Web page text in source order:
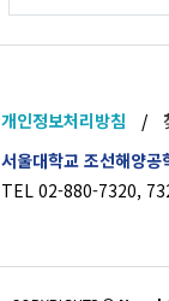
개인정보처리방침 /
서울대학교 조선해양공
TEL 02-880-7320,